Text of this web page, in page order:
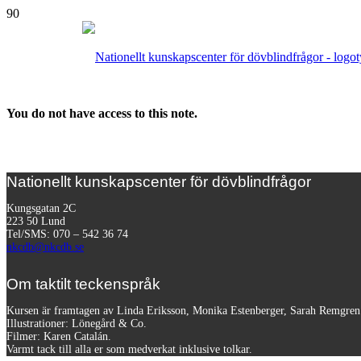
You do not have access to this note.
Nationellt kunskapscenter för dövblindfrågor
Kungsgatan 2C
223 50 Lund
Tel/SMS: 070 – 542 36 74
nkcdb@nkcdb.se
Om taktilt teckenspråk
Kursen är framtagen av Linda Eriksson, Monika Estenberger, Sarah
Illustrationer: Lönegård & Co.
Filmer: Karen Catalán.
Varmt tack till alla er som medverkat inklusive tolkar.